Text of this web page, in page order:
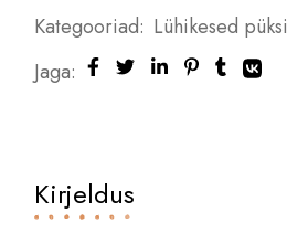
Kategooriad: Lühikesed
Jaga:
Kirjeldus